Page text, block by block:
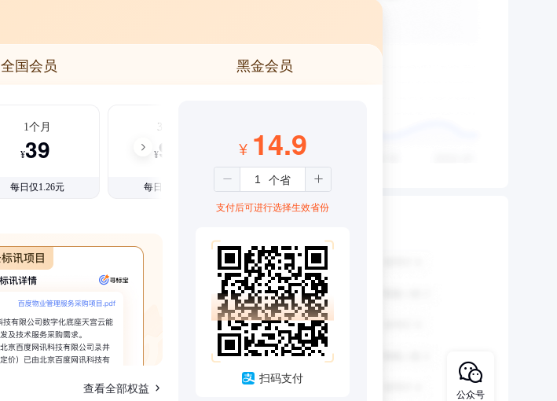
全国会员 黑金会员
1个月
¥39
每日仅1.26元
3个月
¥99
每日仅1.08元
查看全部权益
¥ 14.9
支付后可进行选择生效省份
扫码支付
公众号